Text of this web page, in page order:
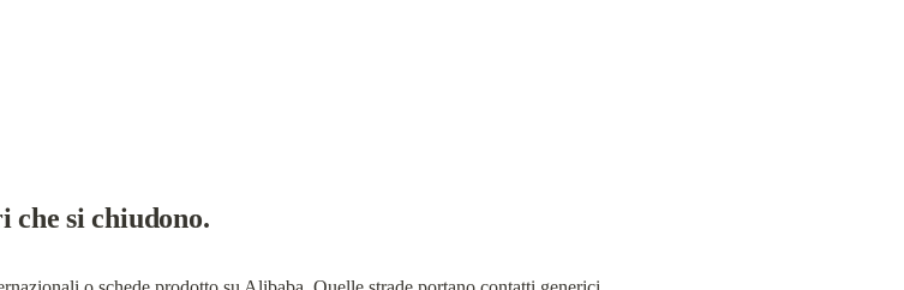
si chiudono.